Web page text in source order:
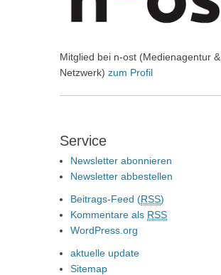
Mitglied bei n-ost (Medienagentur &
Netzwerk) zum Profil
Service
Newsletter abonnieren
Newsletter abbestellen
Beitrags-Feed (RSS)
Kommentare als RSS
WordPress.org
aktuelle update
Sitemap